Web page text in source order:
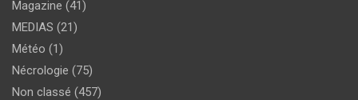
Magazine (41)
MEDIAS (21)
Météo (1)
Nécrologie (75)
Non classé (457)